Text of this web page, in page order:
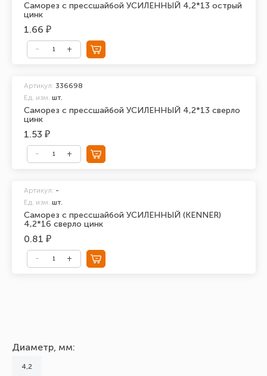
Саморез с прессшайбой УСИЛЕННЫЙ 4,2*13 острый
цинк
1.66 ₽
Саморез с прессшайбой УСИЛЕННЫЙ 4,2*13 сверло
цинк
Артикул: 336698
Ед. изм. шт.
1.53 ₽
Саморез с прессшайбой УСИЛЕННЫЙ (KENNER)
4,2*16 сверло цинк
Артикул: -
Ед. изм. шт.
0.81 ₽
Диаметр, мм:
4,2